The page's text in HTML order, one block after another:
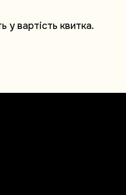
ь у вартість квитка.